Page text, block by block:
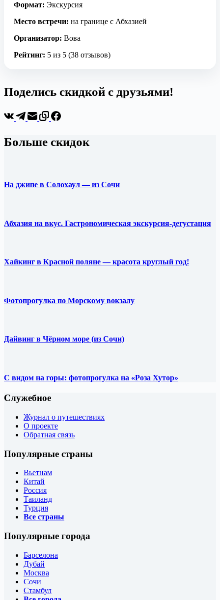
Формат: Экскурсия
Место встречи: на границе с Абхазией
Организатор: Вова
Рейтинг: 5 из 5 (38 отзывов)
Поделись скидкой с друзьями!
Больше скидок
На джипе в Солохаул — из Сочи
Абхазия на вкус. Гастрономическая экскурсия-дегустация
Хайкинг в Красной поляне — красота круглый год!
Фотопрогулка по Морскому вокзалу
Дайвинг в Чёрном море (из Сочи)
С видом на горы: фотопрогулка на «Роза Хутор»
Служебное
Журнал о путешествиях
О проекте
Обратная связь
Популярные страны
Вьетнам
Китай
Россия
Таиланд
Турция
Все страны
Популярные города
Барселона
Дубай
Москва
Сочи
Стамбул